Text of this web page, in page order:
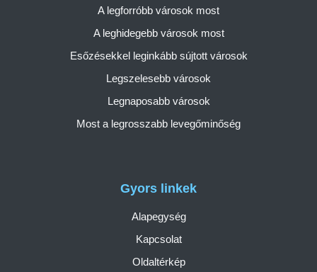
Gyors linkek
Alapegység
Kapcsolat
Oldaltérkép
A legforróbb városok most
A leghidegebb városok most
Esőzésekkel leginkább sújtott városok
Legszelesebb városok
Legnaposabb városok
Most a legrosszabb levegőminőség